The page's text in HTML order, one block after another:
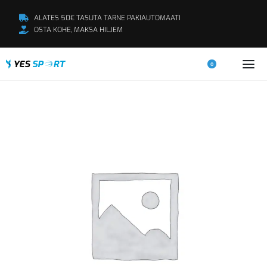
ALATES 50€ TASUTA TARNE PAKIAUTOMAATI
OSTA KOHE, MAKSA HILJEM
0